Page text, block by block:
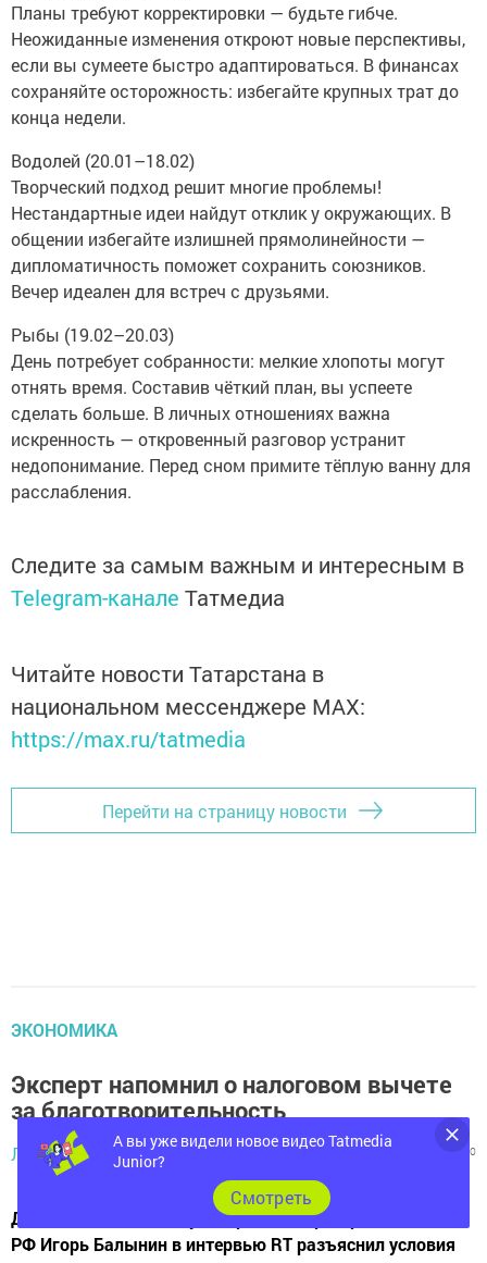
Планы требуют корректировки — будьте гибче.
Неожиданные изменения откроют новые перспективы,
если вы сумеете быстро адаптироваться. В финансах
сохраняйте осторожность: избегайте крупных трат до
конца недели.
Водолей (20.01–18.02)
Творческий подход решит многие проблемы!
Нестандартные идеи найдут отклик у окружающих. В
общении избегайте излишней прямолинейности —
дипломатичность поможет сохранить союзников.
Вечер идеален для встреч с друзьями.
Рыбы (19.02–20.03)
День потребует собранности: мелкие хлопоты могут
отнять время. Составив чёткий план, вы успеете
сделать больше. В личных отношениях важна
искренность — откровенный разговор устранит
недопонимание. Перед сном примите тёплую ванну для
расслабления.
Следите за самым важным и интересным в
Telegram-канале Татмедиа
Читайте новости Татарстана в
национальном мессенджере MАХ:
https://max.ru/tatmedia
Перейти на страницу новости
ЭКОНОМИКА
Эксперт напомнил о налоговом вычете
за благотворительность
Лилия Михайлова, 5 мая 2026 - 08:42 0
Доцент Финансового университета при Правительстве
РФ Игорь Балынин в интервью RT разъяснил условия
А вы уже видели новое видео Tatmedia
Junior?
Cмотреть